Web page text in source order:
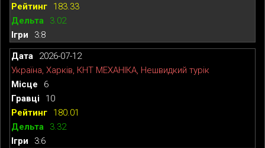
183.33
3.02
3:8
2026-07-12
Україна, Харків, КНТ МЕХАНІКА, Нешвидкий турік
6
10
180.01
3.32
3:6